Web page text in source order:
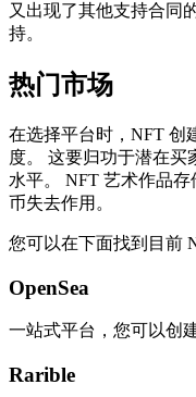
又出现了其他支持合同
持。
热门市场
在选择平台时，NFT 创
度。 这要归功于潜在买
水平。 NFT 艺术作品
币失去作用。
您可以在下面找到目前
OpenSea
一站式平台，您可以创
Rarible